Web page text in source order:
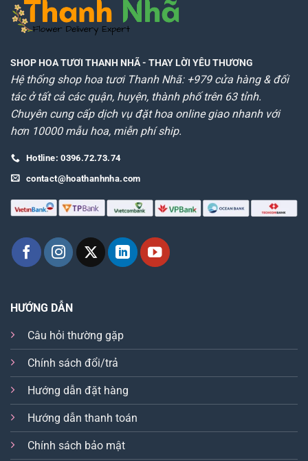
SHOP HOA TƯƠI THANH NHÃ- THAY LỜI YÊU THƯƠNG
Hệ thống shop hoa tươi Thanh Nhã: +979 cửa hàng & đối
tác ở tất cả các quận, huyện, thành phố trên 63 tỉnh.
Chuyên cung cấp dịch vụ đặt hoa online giao nhanh với
hơn 10000 mẫu hoa, miễn phí ship.
Hotline: 0396.72.73.74
contact@hoathanhnha.com
HƯỚNG DẪN
Câu hỏi thường gặp
Chính sách đổi/trả
Hướng dẫn đặt hàng
Hướng dẫn thanh toán
Chính sách bảo mật